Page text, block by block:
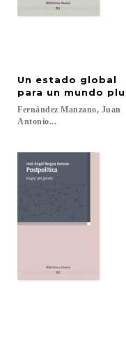
Un estado global
para un mundo
Fernández Manzano, Juan
Antonio...